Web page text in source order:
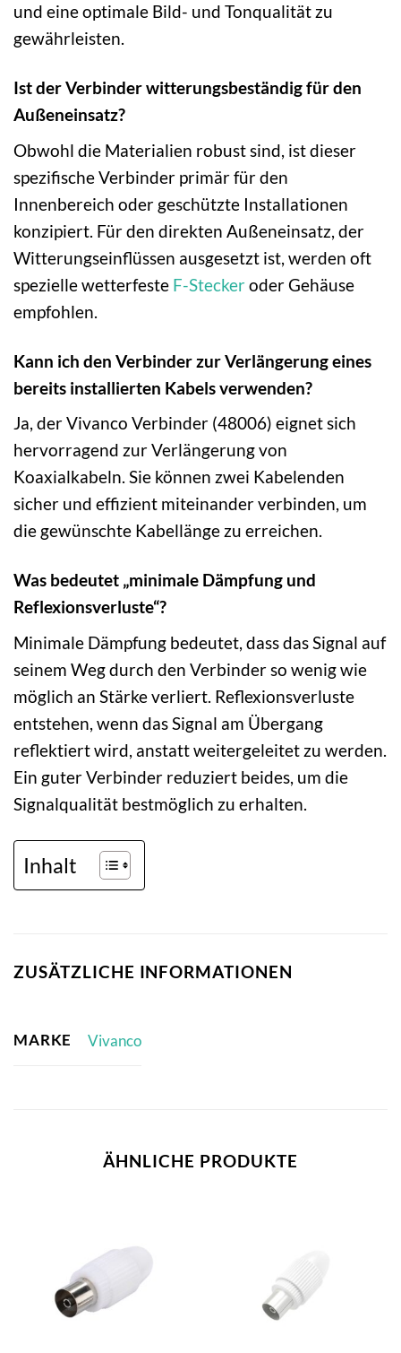
und eine optimale Bild- und Tonqualität zu
gewährleisten.
Ist der Verbinder witterungsbeständig für den
Außeneinsatz?
Obwohl die Materialien robust sind, ist dieser
spezifische Verbinder primär für den
Innenbereich oder geschützte Installationen
konzipiert. Für den direkten Außeneinsatz, der
Witterungseinflüssen ausgesetzt ist, werden oft
spezielle wetterfeste F-Steckeroder Gehäuse
empfohlen.
Kann ich den Verbinder zur Verlängerung eines
bereits installierten Kabels verwenden?
Ja, der Vivanco Verbinder (48006) eignet sich
hervorragend zur Verlängerung von
Koaxialkabeln. Sie können zwei Kabelenden
sicher und effizient miteinander verbinden, um
die gewünschte Kabellänge zu erreichen.
Was bedeutet „minimale Dämpfung und
Reflexionsverluste“?
Minimale Dämpfung bedeutet, dass das Signal auf
seinem Weg durch den Verbinder so wenig wie
möglich an Stärke verliert. Reflexionsverluste
entstehen, wenn das Signal am Übergang
reflektiert wird, anstatt weitergeleitet zu werden.
Ein guter Verbinder reduziert beides, um die
Signalqualität bestmöglich zu erhalten.
Inhalt
ZUSÄTZLICHE INFORMATIONEN
MARKE Vivanco
ÄHNLICHE PRODUKTE